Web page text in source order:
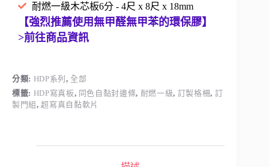
耐燃一級木芯板6分 - 4尺 x 8尺 x 18mm
【強烈推薦使用無甲醛無甲苯的環保膠】
>前往商品資訊
分類: HDP系列 ,全部
標籤: HDP寫真板, 同色自黏封邊條, 耐燃一級, 訂製格柵, 訂
製門組 ,超寫真自黏軟片